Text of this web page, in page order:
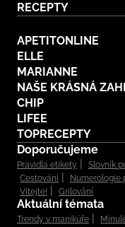
RECEPTY
APETITONLINE
ELLE
MARIANNE
NAŠE KRÁSNÁ
CHIP
LIFEE
TOPRECEPTY
Doporučujeme
Pravidla etikety Slovník
Cestování
Numerologie
Vítejte!
Grilování
Aktuální témata
Trendy v manikúře